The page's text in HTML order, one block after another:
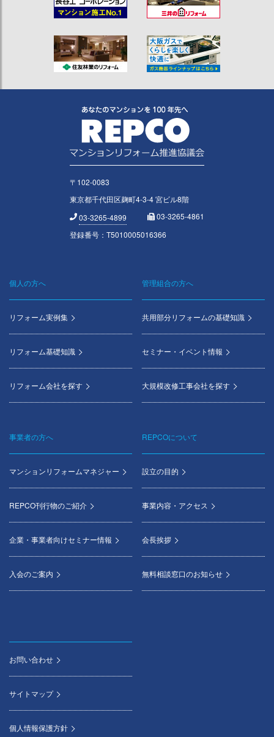
〒102-0083
東京都千代田区麹町4-3-4 宮ビル8階
03-3265-4899
03-3265-4861
登録番号：T5010005016366
Footer
menu
個人の方へ
リフォーム実例集
リフォーム基礎知識
リフォーム会社を探す
管理組合の方へ
共用部分リフォームの基礎知識
セミナー・イベント情報
大規模改修工事会社を探す
事業者の方へ
マンションリフォームマネジャー
REPCO刊行物のご紹介
企業・事業者向けセミナー情報
入会のご案内
REPCOについて
設立の目的
事業内容・アクセス
会長挨拶
無料相談窓口のお知らせ
お問い合わせ
サイトマップ
個人情報保護方針